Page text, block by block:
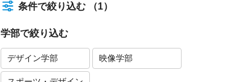
条件で絞り込む （1）
学部で絞り込む
デザイン学部 映像学部